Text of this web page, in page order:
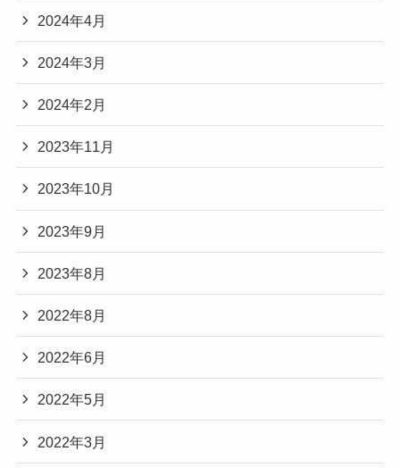
2024年4月
2024年3月
2024年2月
2023年11月
2023年10月
2023年9月
2023年8月
2022年8月
2022年6月
2022年5月
2022年3月